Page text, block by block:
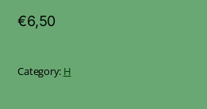
€6,50
Category: H